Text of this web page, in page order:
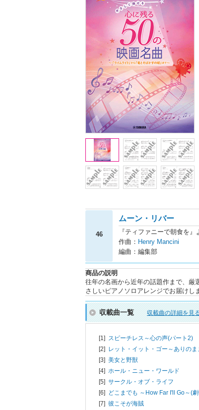
46
ムーン・リバー
『ティファニーで朝食を』
作曲： Henry Mancini
編曲：編集部
商品の説明
往年の名画から近年の話題作まで、厳
さしいピアノソロアレンジでお届けし
収載曲一覧 収載曲の詳細を見
[1] スピーチレス～心の声(パート2)
[2] レット・イット・ゴー～ありのま
[3] 美女と野獣
[4] ホール・ニュー・ワールド
[5] サークル・オブ・ライフ
[6] どこまでも ～How Far I'll Go～(
[7] 彼こそが海賊